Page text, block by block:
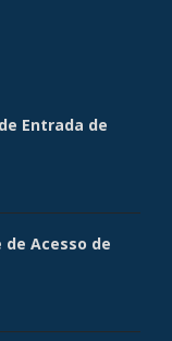
Entrada de
Acesso de